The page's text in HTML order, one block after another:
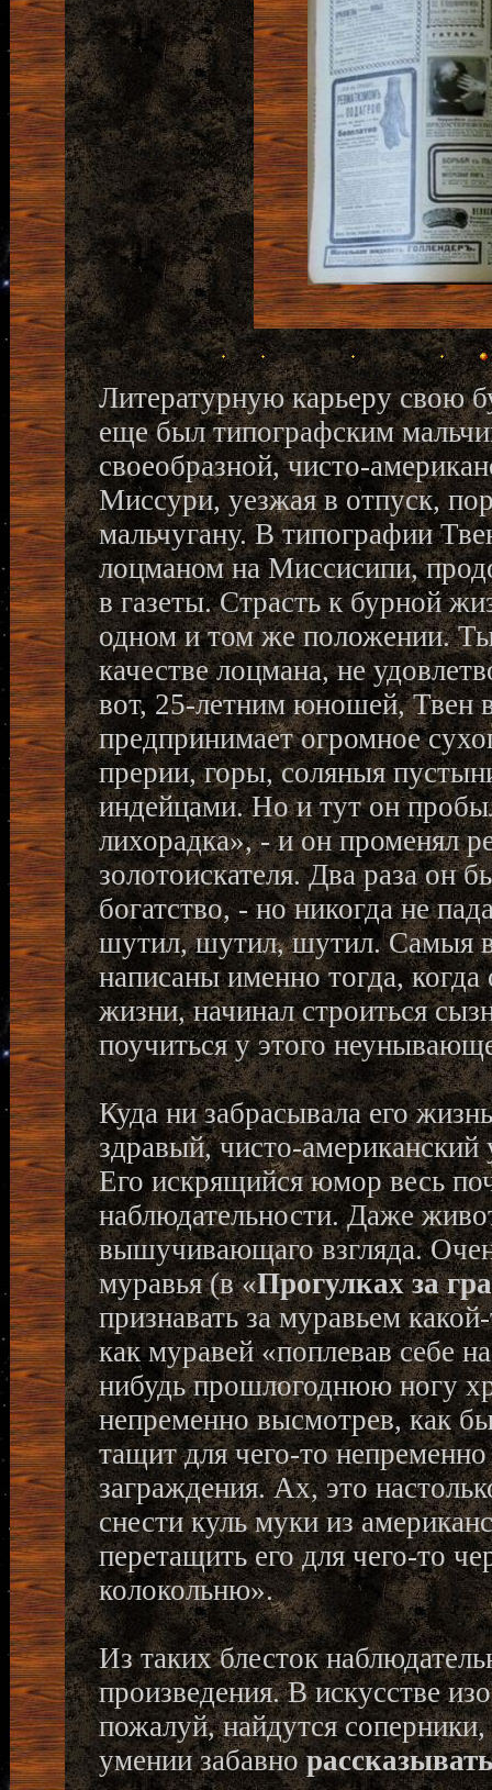
Литературную карьеру свою
еще был типографским
своеобразной, чисто-
Миссури, уезжая в отпуск,
мальчугану. В типографии
лоцманом на Миссисипи,
в газеты. Страсть к бурной
одном и том же положении.
качестве лоцмана, не
вот, 25-летним юношей, Твен
предпринимает огромное
прерии, горы, соляныя
индейцами. Но и тут он
лихорадка», - и он променял
золотоискателя. Два раза он
богатство, - но никогда не
шутил, шутил, шутил. Самыя
написаны именно тогда,
жизни, начинал строиться
поучиться у этого
Куда ни забрасывала его
здравый, чисто-
Его искрящийся юмор весь
наблюдательности. Даже
вышучивающаго взгляда.
муравья (в «Прогулках за
признавать за муравьем
как муравей «поплевав себе
нибудь прошлогоднюю ногу
непременно высмотрев, как
тащит для чего-то
заграждения. Ах, это
снести куль муки из
перетащить его для чего-то
колокольню».
Из таких блесток
произведения. В искусстве
пожалуй, найдутся
умении забавнорассказывать